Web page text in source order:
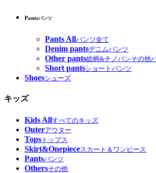
Pantsパンツ
Pants Allパンツ全て
Denim pantsデニムパンツ
Other pants総柄&チノパンその他
Short pantsショートパンツ
Shoesシューズ
キッズ
Kids Allすべてのキッズ
Outerアウター
Tops トップス
Skirt&Onepieceスカート＆ワンピース
Pantsパンツ
Othersその他